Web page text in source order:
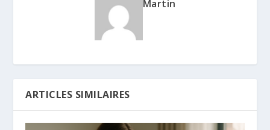
Martin
ARTICLES SIMILAIRES